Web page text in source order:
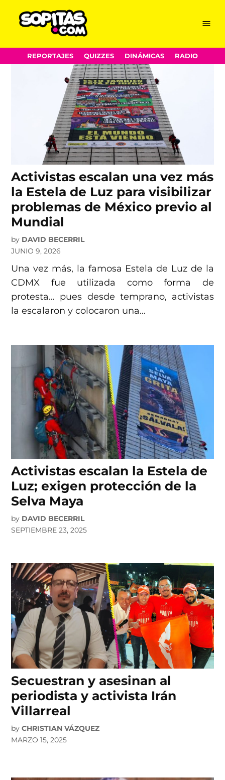
content
Menu
REPORTAJES QUIZZES DINÁMICAS RADIO
activistas
Activistas escalan una vez más
la Estela de Luz para visibilizar
problemas de México previo al
Mundial
by DAVID BECERRIL
JUNIO 9, 2026
Una vez más, la famosa Estela de Luz de la
CDMX fue utilizada como forma de
protesta… pues desde temprano, activistas
la escalaron y colocaron una…
Activistas escalan la Estela de
Luz; exigen protección de la
Selva Maya
by DAVID BECERRIL
SEPTIEMBRE 23, 2025
Secuestran y asesinan al
periodista y activista Irán
Villarreal
by CHRISTIAN VÁZQUEZ
MARZO 15, 2025